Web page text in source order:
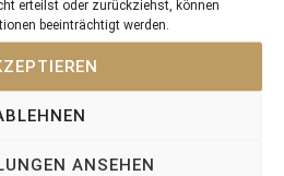
erteilst oder zurückziehst, können
beeinträchtigt werden.
ANSEHEN
GB